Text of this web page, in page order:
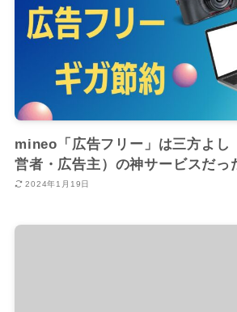
mineo「広告フリー」は三方よし
営者・広告主）の神サービスだっ
2024年1月19日